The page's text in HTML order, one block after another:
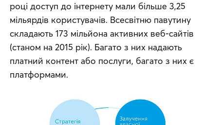
році доступ до інтернету мали більше 3,25
мільярдів користувачів. Всесвітню павутину
складають 173 мільйона активних веб-сайтів
(станом на 2015 рік). Багато з них надають
платний контент або послуги, багато з них є
платформами.